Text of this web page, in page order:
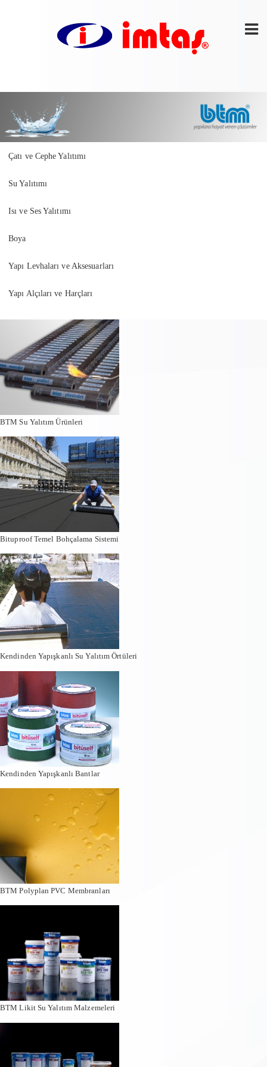
Çatı ve Cephe Yalıtımı
Su Yalıtımı
Isı ve Ses Yalıtımı
Boya
Yapı Levhaları ve Aksesuarları
Yapı Alçıları ve Harçları
BTM Su Yalıtım Ürünleri
Bituproof Temel Bohçalama Sistemi
Kendinden Yapışkanlı Su Yalıtım Örtüleri
Kendinden Yapışkanlı Bantlar
BTM Polyplan PVC Membranları
BTM Likit Su Yalıtım Malzemeleri